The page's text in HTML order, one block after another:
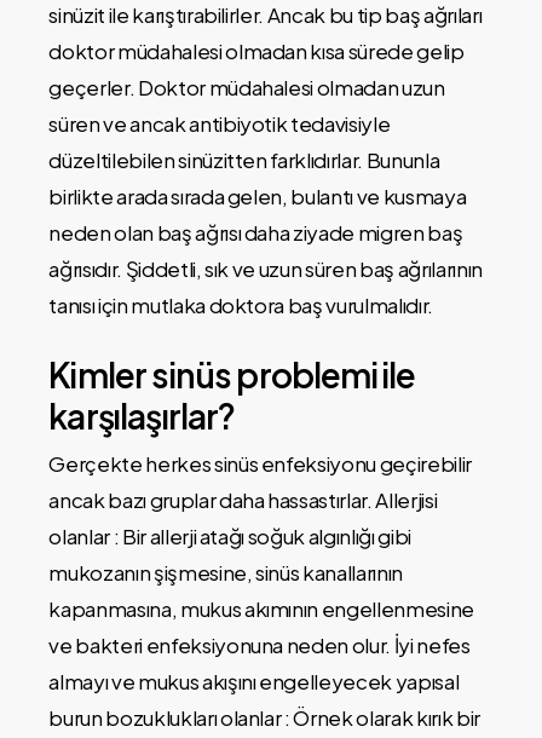
sinüzit ile karıştırabilirler. Ancak bu tip baş ağrıları
doktor müdahalesi olmadan kısa sürede gelip
geçerler. Doktor müdahalesi olmadan uzun
süren ve ancak antibiyotik tedavisiyle
düzeltilebilen sinüzitten farklıdırlar. Bununla
birlikte arada sırada gelen, bulantı ve kusmaya
neden olan baş ağrısı daha ziyade migren baş
ağrısıdır. Şiddetli, sık ve uzun süren baş ağrılarının
tanısı için mutlaka doktora baş vurulmalıdır.
Kimler sinüs problemi ile
karşılaşırlar?
Gerçekte herkes sinüs enfeksiyonu geçirebilir
ancak bazı gruplar daha hassastırlar. Allerjisi
olanlar : Bir allerji atağı soğuk algınlığı gibi
mukozanın şişmesine, sinüs kanallarının
kapanmasına, mukus akımının engellenmesine
ve bakteri enfeksiyonuna neden olur. İyi nefes
almayı ve mukus akışını engelleyecek yapısal
burun bozuklukları olanlar : Örnek olarak kırık bir